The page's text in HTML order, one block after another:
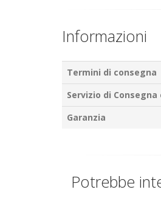
Informazioni
Termini di consegna
Servizio di
Garanzia
Potrebbe